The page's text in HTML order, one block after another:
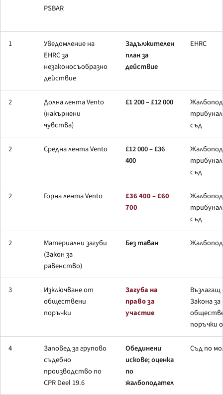
PSBAR
1
Уведомление на
EHRC за
незаконосъобразно
действие
Задължителен
план за
действие
EHRC
2
Долна лента Vento
(накърнени
чувства)
£1 200 – £12 000
съд
2 Средна лента Vento
£12 000 – £36
400
съд
2 Горна лента Vento
£36 400 – £60
700
съд
2
Материални загуби
(Закон за
равенство)
Без таван
3
Изключване от
обществени
поръчки
Загуба на
право за
участие
Възлагащ
Закона за
поръчки
4
Заповед за групово
съдебно
производство по
CPR Deel 19.6
Обединени
искове; оценка
по
жалбоподател
Съд по